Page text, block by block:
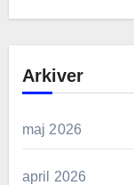
Arkiver
maj 2026
april 2026